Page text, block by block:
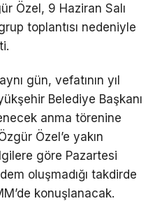
Özel, 9 Haziran Salı
toplantısı nedeniyle
gün, vefatının yıl
Belediye Başkanı
anma törenine
Özel’e yakın
göre Pazartesi
oluşmadığı takdirde
konuşlanacak.